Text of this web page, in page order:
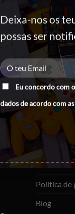
Deixa-nos os
possas ser
Eu concordo com
dados de acordo com as
QUEM
Sobre nós
Contactos
A minha
Política de
Blog